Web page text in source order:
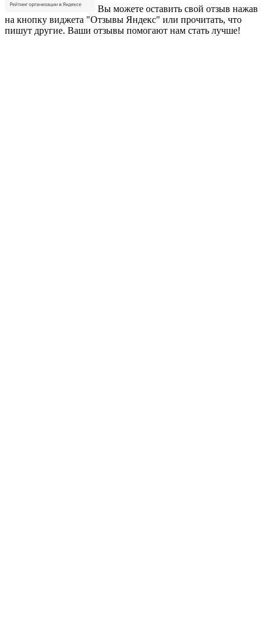
Вы можете оставить свой отзыв нажав
на кнопку виджета "Отзывы Яндекс" или прочитать, что
пишут другие. Ваши отзывы помогают нам стать лучше!